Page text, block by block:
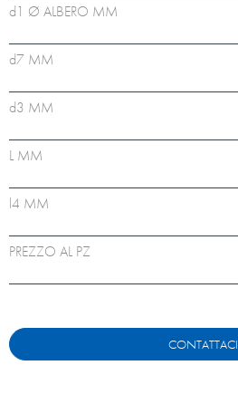
d1 Ø ALBERO MM
d7 MM
d3 MM
L MM
l4 MM
PREZZO AL PZ
CONTATTACI